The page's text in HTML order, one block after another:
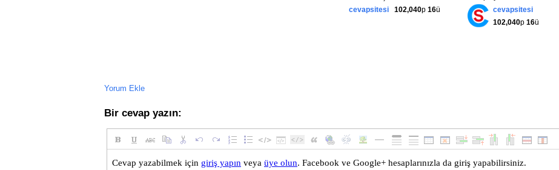
cevapsitesi
102,040p 16ü
cevapsitesi
102,040p 16ü
Yorum Ekle
Bir cevap yazın: